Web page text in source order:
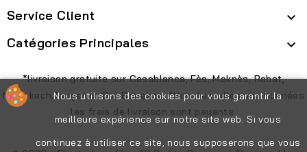
Service Client 
Catégories Principales 
Nous utilisons des cookies pour vous garantir la
meilleure expérience sur notre site web. Si vous
continuez à utiliser ce site, nous supposerons que vous
*livraison gratuite sur Casablanca, Fès, Meknès, Rabat,
Marrakech,Tanger et Dar Bouazza. *Hors les villes mentionnées
les frais de livraison sont payants.